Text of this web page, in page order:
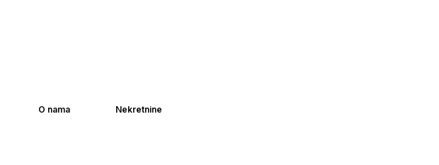
O nama Nekretnine